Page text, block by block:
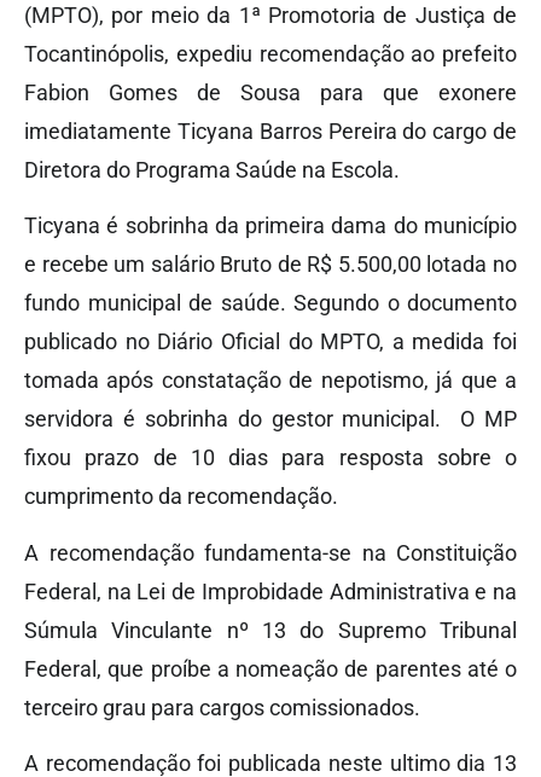
(MPTO), por meio da 1ª Promotoria de Justiça de
Tocantinópolis, expediu recomendação ao prefeito
Fabion Gomes de Sousa para que exonere
imediatamente Ticyana Barros Pereira do cargo de
Diretora do Programa Saúde na Escola.
Ticyana é sobrinha da primeira dama do município
e recebe um salário Bruto de R$ 5.500,00 lotada no
fundo municipal de saúde. Segundo o documento
publicado no Diário Oficial do MPTO, a medida foi
tomada após constatação de nepotismo, já que a
servidora é sobrinha do gestor municipal. O MP
fixou prazo de 10 dias para resposta sobre o
cumprimento da recomendação.
A recomendação fundamenta-se na Constituição
Federal, na Lei de Improbidade Administrativa e na
Súmula Vinculante nº 13 do Supremo Tribunal
Federal, que proíbe a nomeação de parentes até o
terceiro grau para cargos comissionados.
A recomendação foi publicada neste ultimo dia 13